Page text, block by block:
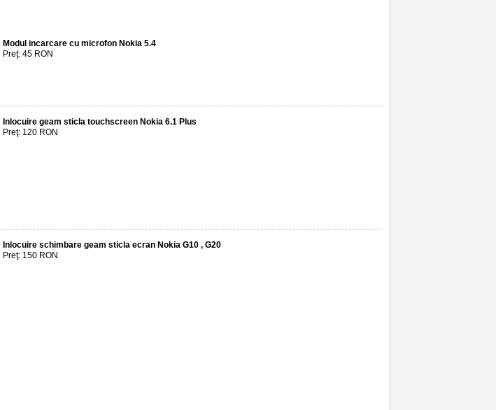
Modul incarcare cu microfon Nokia 5.4
Preţ: 45 RON
Inlocuire geam sticla touchscreen Nokia 6.1 Plus
Preţ: 120 RON
Inlocuire schimbare geam sticla ecran Nokia G10 , G20
Preţ: 150 RON